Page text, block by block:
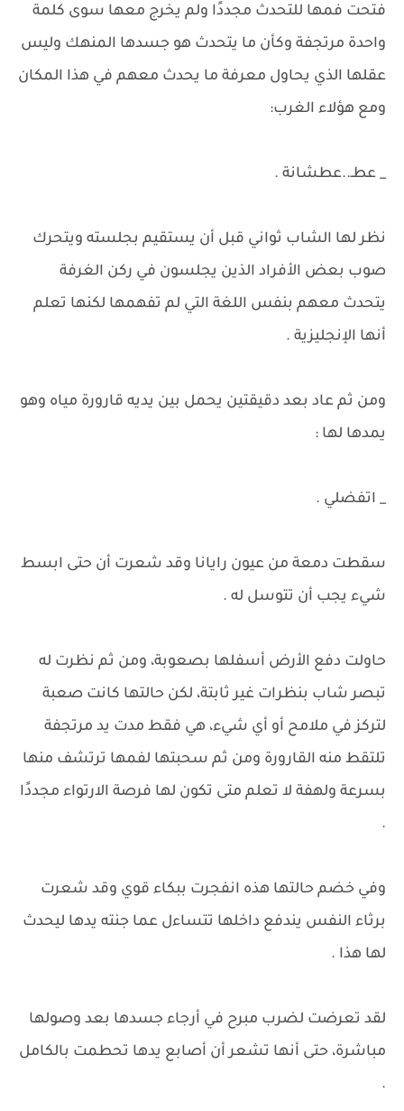
فتحت فمها للتحدث مجددًا ولم يخرج معها سوى كلمة
واحدة مرتجفة وكأن ما يتحدث هو جسدها المنهك وليس
عقلها الذي يحاول معرفة ما يحدث معهم في هذا المكان
ومع هؤلاء الغرب:
_ عطـ..عطشانة .
نظر لها الشاب ثواني قبل أن يستقيم بجلسته ويتحرك
صوب بعض الأفراد الذين يجلسون في ركن الغرفة
يتحدث معهم بنفس اللغة التي لم تفهمها لكنها تعلم
أنها الإنجليزية .
ومن ثم عاد بعد دقيقتين يحمل بين يديه قارورة مياه وهو
يمدها لها :
_ اتفضلي .
سقطت دمعة من عيون رايانا وقد شعرت أن حتى ابسط
شيء يجب أن تتوسل له .
حاولت دفع الأرض أسفلها بصعوبة، ومن ثم نظرت له
تبصر شاب بنظرات غير ثابتة، لكن حالتها كانت صعبة
لتركز في ملامح أو أي شيء، هي فقط مدت يد مرتجفة
تلتقط منه القارورة ومن ثم سحبتها لفمها ترتشف منها
بسرعة ولهفة لا تعلم متى تكون لها فرصة الارتواء مجددًا
.
وفي خضم حالتها هذه انفجرت ببكاء قوي وقد شعرت
برثاء النفس يندفع داخلها تتساءل عما جنته يدها ليحدث
لها هذا .
لقد تعرضت لضرب مبرح في أرجاء جسدها بعد وصولها
مباشرة، حتى أنها تشعر أن أصابع يدها تحطمت بالكامل
.